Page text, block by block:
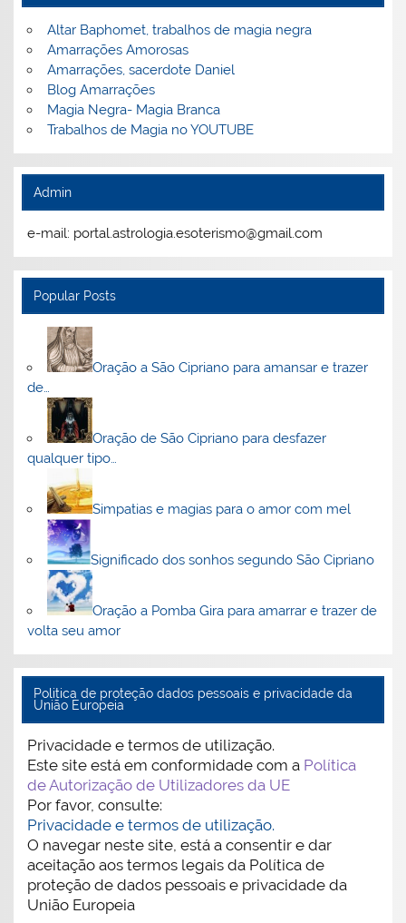
Altar Baphomet, trabalhos de magia negra
Amarrações Amorosas
Amarrações, sacerdote Daniel
Blog Amarrações
Magia Negra- Magia Branca
Trabalhos de Magia no YOUTUBE
Admin
e-mail: portal.astrologia.esoterismo@gmail.com
Popular Posts
Oração a São Cipriano para amansar e trazer
de…
Oração de São Cipriano para desfazer
qualquer tipo…
Simpatias e magias para o amor com mel
Significado dos sonhos segundo São Cipriano
Oração a Pomba Gira para amarrar e trazer de
volta seu amor
Politica de proteção dados pessoais e privacidade da
União Europeia
Privacidade e termos de utilização.
Este site está em conformidade com a Política
de Autorização de Utilizadores da UE
Por favor, consulte:
Privacidade e termos de utilização.
O navegar neste site, está a consentir e dar
aceitação aos termos legais da Política de
proteção de dados pessoais e privacidade da
União Europeia